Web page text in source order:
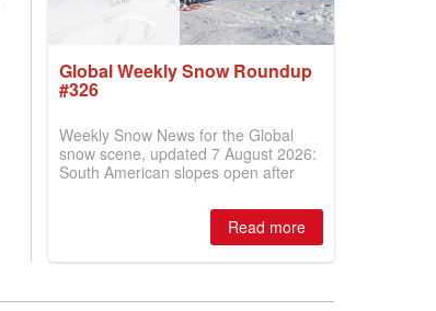
Global Weekly Snow Roundup
#326
Weekly Snow News for the Global
snow scene, updated 7 August 2026:
South American slopes open after
best conditions of season so far,
Australian areas open most terrain of
2026, northern hemisphere down to
two outdoor areas still open.
Read more